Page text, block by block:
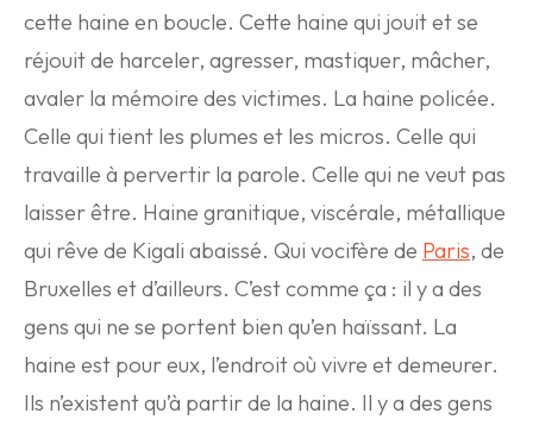
cette haine en boucle. Cette haine qui jouit et se
réjouit de harceler, agresser, mastiquer, mâcher,
avaler la mémoire des victimes. La haine policée.
Celle qui tient les plumes et les micros. Celle qui
travaille à pervertir la parole. Celle qui ne veut pas
laisser être. Haine granitique, viscérale, métallique
qui rêve de Kigali abaissé. Qui vocifère de Paris, de
Bruxelles et d’ailleurs. C’est comme ça : il y a des
gens qui ne se portent bien qu’en haïssant. La
haine est pour eux, l’endroit où vivre et demeurer.
Ils n’existent qu’à partir de la haine. Il y a des gens